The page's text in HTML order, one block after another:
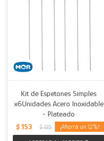
Kit de Espetones Simples
x6Unidades Acero Inoxidable
- Plateado
$ 153 $ 175 12